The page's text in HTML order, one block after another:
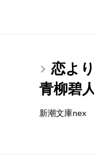
恋よ
青柳碧
新潮文庫